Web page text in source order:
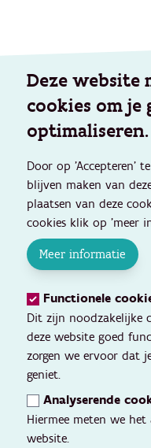
Deze website
cookies om
optimaliseren.
Door op 'Accepteren'
blijven maken van
plaatsen van deze
cookies klik op 'meer
Meer informatie
Functionele
Dit zijn noodzakelijke
deze website goed
zorgen we ervoor dat
geniet.
Analyserende
Hiermee meten we
website.